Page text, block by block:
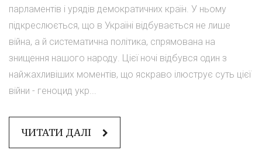
парламентів і урядів демократичних країн. У ньому
підкреслюється, що в Україні відбувається не лише
війна, а й систематична політика, спрямована на
знищення нашого народу. Цієї ночі відбувся один з
найжахливіших моментів, що яскраво ілюструє суть цієї
війни - геноцид укр...
ЧИТАТИ ДАЛІ